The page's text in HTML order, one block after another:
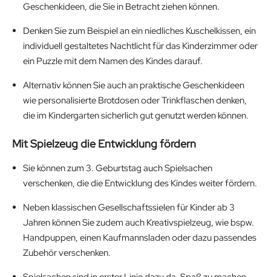
Geschenkideen, die Sie in Betracht ziehen können.
Denken Sie zum Beispiel an ein niedliches Kuschelkissen, ein
individuell gestaltetes Nachtlicht für das Kinderzimmer oder
ein Puzzle mit dem Namen des Kindes darauf.
Alternativ können Sie auch an praktische Geschenkideen
wie personalisierte Brotdosen oder Trinkflaschen denken,
die im Kindergarten sicherlich gut genutzt werden können.
Mit Spielzeug die Entwicklung fördern
Sie können zum 3. Geburtstag auch Spielsachen
verschenken, die die Entwicklung des Kindes weiter fördern.
Neben klassischen Gesellschaftssielen für Kinder ab 3
Jahren können Sie zudem auch Kreativspielzeug, wie bspw.
Handpuppen, einen Kaufmannsladen oder dazu passendes
Zubehör verschenken.